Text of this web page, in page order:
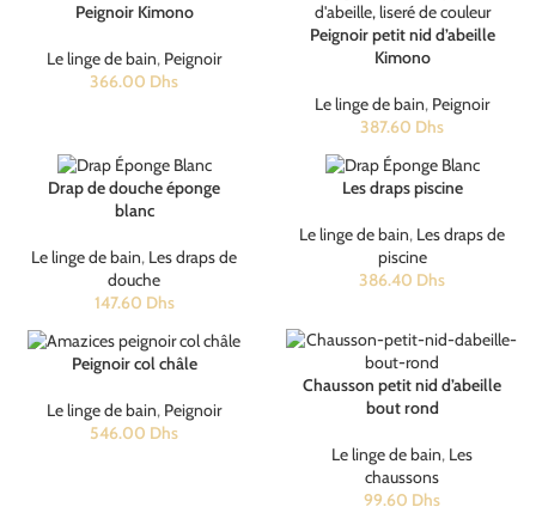
Peignoir Kimono
Le linge de bain, Peignoir
366.00 Dhs
Peignoir petit nid d’abeille
Kimono
Le linge de bain, Peignoir
387.60 Dhs
Drap de douche éponge
blanc
Le linge de bain, Les draps de
douche
147.60 Dhs
Les draps piscine
Le linge de bain, Les draps de
piscine
386.40 Dhs
Peignoir col châle
Le linge de bain, Peignoir
546.00 Dhs
Chausson petit nid d’abeille
bout rond
Le linge de bain, Les
chaussons
99.60 Dhs